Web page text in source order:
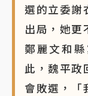
選的立委謝
出局，她更
鄭麗文和
此，魏平政
會敗選，「